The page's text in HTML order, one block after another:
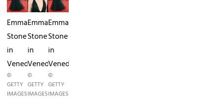
Emma
Stone
in
Venedig
©
GETTY
IMAGES
Emma
Stone
in
Venedig
©
GETTY
IMAGES
Emma
Stone
in
Venedig
©
GETTY
IMAGES